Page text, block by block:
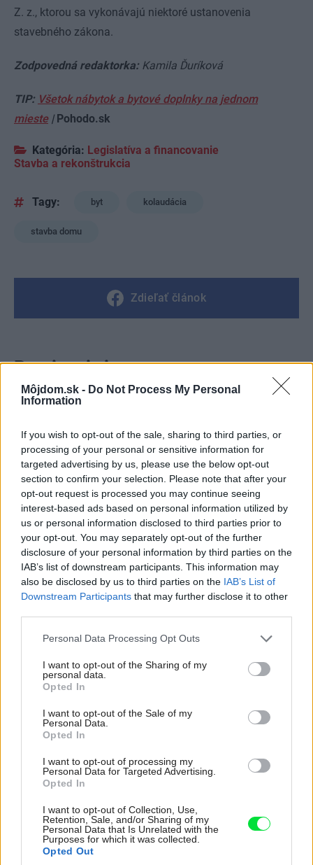
Môjdom.sk - Do Not Process My Personal
Information
If you wish to opt-out of the sale, sharing to third parties, or
processing of your personal or sensitive information for
targeted advertising by us, please use the below opt-out
section to confirm your selection. Please note that after your
opt-out request is processed you may continue seeing
interest-based ads based on personal information utilized by
us or personal information disclosed to third parties prior to
your opt-out. You may separately opt-out of the further
disclosure of your personal information by third parties on the
IAB’s list of downstream participants. This information may
also be disclosed by us to third parties on the IAB’s List of
Downstream Participants that may further disclose it to other
Please note that this website/app uses one or more Google
not limited to your visit or usage behaviour. You may click to
grant or deny consent to Google and its third-party tags to
use your data for below specified purposes in below Google
consent section.
Personal Data Processing Opt Outs
I want to opt-out of the Sharing of my
personal data.
Opted In
I want to opt-out of the Sale of my
Personal Data.
Opted In
I want to opt-out of processing my
Personal Data for Targeted Advertising.
Opted In
I want to opt-out of Collection, Use,
Retention, Sale, and/or Sharing of my
Personal Data that Is Unrelated with the
Purposes for which it was collected.
Opted Out
Z. z., ktorou sa vykonávajú niektoré ustanovenia
stavebného zákona.
Zodpovedná redaktorka: Kamila Ďuríková
TIP: Všetok nábytok a bytové doplnky na jednom
mieste|Pohodo.sk
Kategória: Legislatíva a financovanie
Stavba a rekonštrukcia
Tagy: byt kolaudácia
stavba domu
Zdieľať článok
Pozrite si viac
Pridajte túto surovinu do prania, obliečky
budú hladšie a pevnejšie. Starý trik z